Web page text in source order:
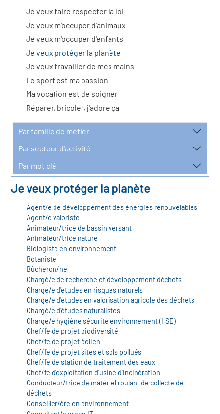
des secteurs
(en
construction)
Je veux faire respecter la loi
Je veux m'occuper d'animaux
Je veux m'occuper d'enfants
Je veux protéger la planète
Je veux travailler de mes mains
Le sport est ma passion
Ma vocation est de soigner
Réparer, bricoler, j'adore ça
Par famille de métier
Par secteur d'activité
Par mot clé
Je veux protéger la planète
Agent/e de développement des énergies renouvelables
Agent/e valoriste
Animateur/trice de bassin versant
Animateur/trice nature
Biologiste en environnement
Botaniste
Bûcheron/ne
Chargé/e de recherche et développement déchets
Chargé/e d'études en risques naturels
Chargé/e d'études en valorisation agricole des déchets
Chargé/e d'études naturalistes
Chargé/e hygiène sécurité environnement (HSE)
Chef/fe de projet biodiversité
Chef/fe de projet éolien
Chef/fe de projet sites et sols pollués
Chef/fe de station de traitement des eaux
Chef/fe d'exploitation d'usine d'incinération
Conducteur/trice de matériel roulant de collecte de
déchets
Conseiller/ère en environnement